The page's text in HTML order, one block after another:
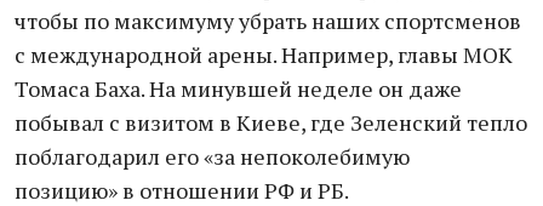
чтобы по максимуму убрать наших спортсменов
с международной арены. Например, главы МОК
Томаса Баха. На минувшей неделе он даже
побывал с визитом в Киеве, где Зеленский тепло
поблагодарил его «за непоколебимую
позицию» в отношении РФ и РБ.